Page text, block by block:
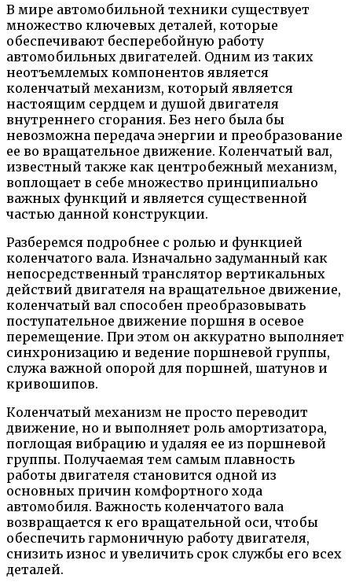
В мире автомобильной техники существует
множество ключевых деталей, которые
обеспечивают бесперебойную работу
автомобильных двигателей. Одним из таких
неотъемлемых компонентов является
коленчатый механизм, который является
настоящим сердцем и душой двигателя
внутреннего сгорания. Без него была бы
невозможна передача энергии и преобразование
ее во вращательное движение. Коленчатый вал,
известный также как центробежный механизм,
воплощает в себе множество принципиально
важных функций и является существенной
частью данной конструкции.
Разберемся подробнее с ролью и функцией
коленчатого вала. Изначально задуманный как
непосредственный транслятор вертикальных
действий двигателя на вращательное движение,
коленчатый вал способен преобразовывать
поступательное движение поршня в осевое
перемещение. При этом он аккуратно выполняет
синхронизацию и ведение поршневой группы,
служа важной опорой для поршней, шатунов и
кривошипов.
Коленчатый механизм не просто переводит
движение, но и выполняет роль амортизатора,
поглощая вибрацию и удаляя ее из поршневой
группы. Получаемая тем самым плавность
работы двигателя становится одной из
основных причин комфортного хода
автомобиля. Важность коленчатого вала
возвращается к его вращательной оси, чтобы
обеспечить гармоничную работу двигателя,
снизить износ и увеличить срок службы его всех
деталей.